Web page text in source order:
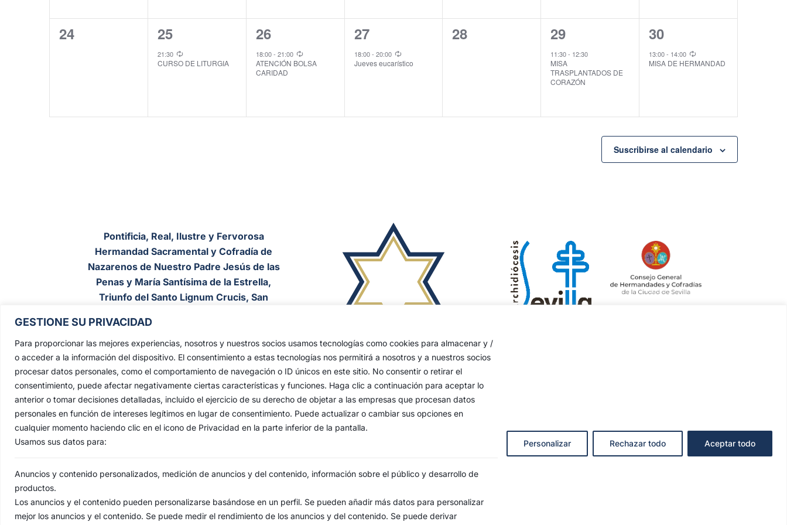
GESTIONE SU PRIVACIDAD
Para proporcionar las mejores experiencias, nosotros y nuestros socios usamos tecnologías como cookies para almacenar y /
o acceder a la información del dispositivo. El consentimiento a estas tecnologías nos permitirá a nosotros y a nuestros socios
procesar datos personales, como el comportamiento de navegación o ID únicos en este sitio. No consentir o retirar el
consentimiento, puede afectar negativamente ciertas características y funciones. Haga clic a continuación para aceptar lo
anterior o tomar decisiones detalladas, incluido el ejercicio de su derecho de objetar a las empresas que procesan datos
personales en función de intereses legítimos en lugar de consentimiento. Puede actualizar o cambiar sus opciones en
cualquier momento haciendo clic en el icono de Privacidad en la parte inferior de la pantalla.
Usamos sus datos para:
Anuncios y contenido personalizados, medición de anuncios y del contenido, información sobre el público y desarrollo de
productos.
Los anuncios y el contenido pueden personalizarse basándose en un perfil. Se pueden añadir más datos para personalizar
mejor los anuncios y el contenido. Se puede medir el rendimiento de los anuncios y del contenido. Se puede derivar
Personalizar Rechazar todo Aceptar todo
0
24
1
evento,
25
21:30
CURSO DE LITURGIA
1
evento,
26
18:00- 21:00
ATENCIÓN BOLSA
CARIDAD
1
evento,
27
18:00- 20:00
Jueves eucarístico
0
28
1
evento,
29
11:30- 12:30
MISA
TRASPLANTADOS DE
CORAZÓN
1
evento,
30
13:00- 14:00
MISA DE HERMANDAD
Suscribirse al calendario
Pontificia, Real, Ilustre y Fervorosa
Hermandad Sacramental y Cofradía de
Nazarenos de Nuestro Padre Jesús de las
Penas y María Santísima de la Estrella,
Triunfo del Santo Lignum Crucis, San
Capilla: C. San Jacinto, 41
Casa Hermandad: C/ Jesús de las Penas, 4
41010 Sevilla